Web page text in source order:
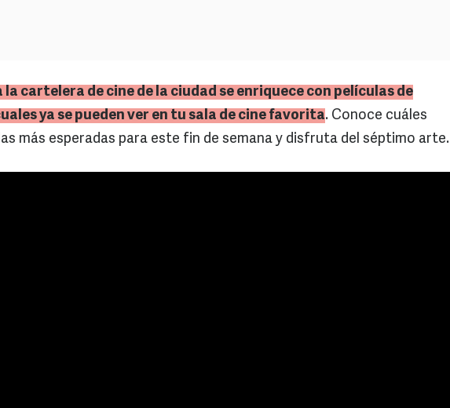
la cartelera de cine de la ciudad se enriquece con películas de
ya se pueden ver en tu sala de cine favorita. Conoce cuáles
más esperadas para este fin de semana y disfruta del séptimo arte.